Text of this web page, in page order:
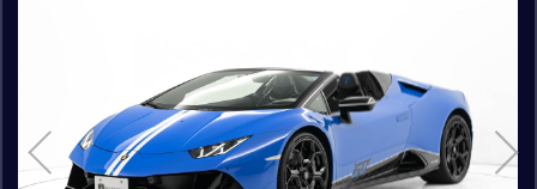
THE MAGARIGAWA CLUB
白系 黒系 124件
お問い合わせのブランド
Huracan EVO Spyder 60th Anniversary
ご購入希望時期